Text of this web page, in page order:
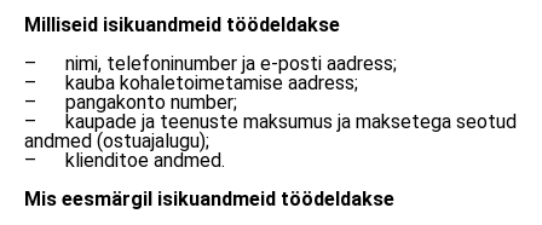
Milliseid isikuandmeid töödeldakse
– nimi, telefoninumber ja e-posti aadress;
– kauba kohaletoimetamise aadress;
– pangakonto number;
– kaupade ja teenuste maksumus ja maksetega seotud
andmed (ostuajalugu);
– klienditoe andmed.
Mis eesmärgil isikuandmeid töödeldakse